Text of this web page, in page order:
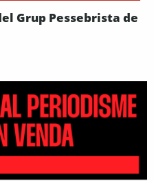
Grup Pessebrista de